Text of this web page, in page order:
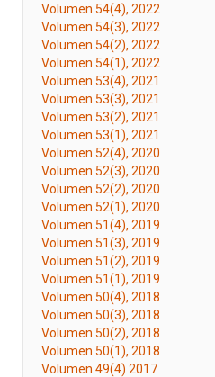
Volumen 54(4), 2022
Volumen 54(3), 2022
Volumen 54(2), 2022
Volumen 54(1), 2022
Volumen 53(4), 2021
Volumen 53(3), 2021
Volumen 53(2), 2021
Volumen 53(1), 2021
Volumen 52(4), 2020
Volumen 52(3), 2020
Volumen 52(2), 2020
Volumen 52(1), 2020
Volumen 51(4), 2019
Volumen 51(3), 2019
Volumen 51(2), 2019
Volumen 51(1), 2019
Volumen 50(4), 2018
Volumen 50(3), 2018
Volumen 50(2), 2018
Volumen 50(1), 2018
Volumen 49(4) 2017